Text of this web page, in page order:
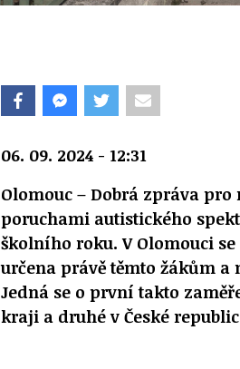
06. 09. 2024 - 12:31
Olomouc – Dobrá zpráva
poruchami autistického
školního roku. V Olomouci
určena právě těmto žákům
Jedná se o první takto
kraji a druhé v České